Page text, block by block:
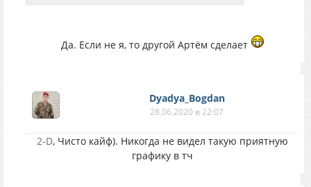
Да. Если не я, то другой Артём сделает
Dyadya_Bogdan
28.06.2020 в 22:07
2-D, Чисто кайф). Никогда не видел такую приятную
графику в тч